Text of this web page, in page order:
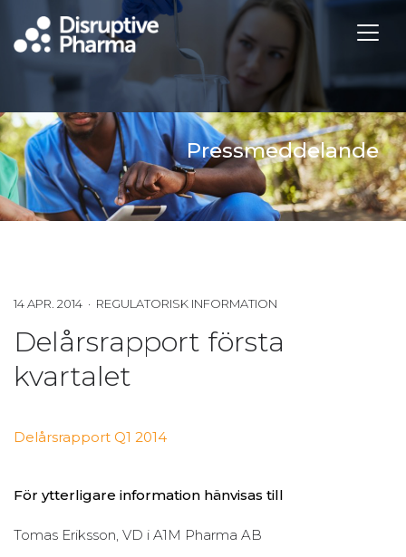
Pressmeddelande
14 APR. 2014 · REGULATORISK INFORMATION
Delårsrapport första
kvartalet
Delårsrapport Q1 2014
För ytterligare information hänvisas till
Tomas Eriksson, VD i A1M Pharma AB